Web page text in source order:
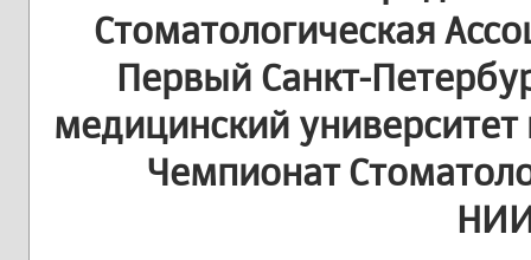
Стоматологическая
Первый Санкт-
медицинский
Чемпионат